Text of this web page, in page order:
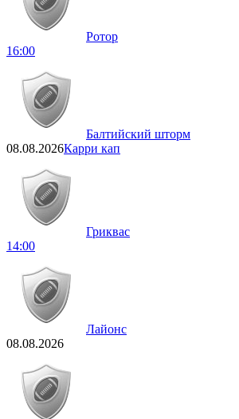
Ротор
16:00
Балтийский шторм
08.08.2026Карри кап
Гриквас
14:00
Лайонс
08.08.2026